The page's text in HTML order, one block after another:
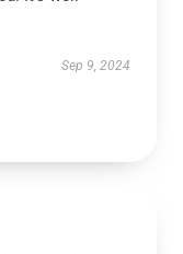
Sep 9, 2024